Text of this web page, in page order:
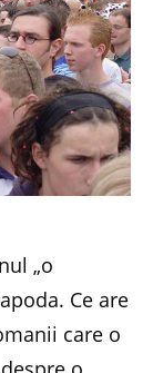
„o
Ce are
care o